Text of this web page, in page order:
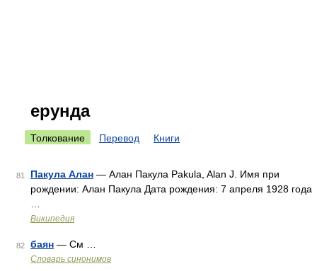
ерунда
Толкование Перевод Книги
81 Пакула Алан — Алан Пакула Pakula, Alan J. Имя при
рождении: Алан Пакула Дата рождения: 7 апреля 1928 года
Википедия
82 баян — См …
Словарь синонимов